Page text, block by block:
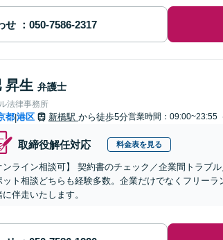
せ
昇生 弁護士
法律事務所
都|港区 新橋駅 から徒歩5分営業時間：09:00~23:55
取締役解任対応 料金表を見る
ンライン相談可】 契約書のチェック／企業間トラブ
ット相談どちらも経験多数。企業だけでなくフリー
に伴走いたします。